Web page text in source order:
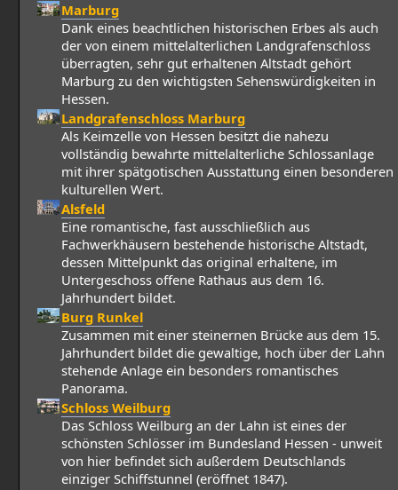
Marburg
Dank eines beachtlichen historischen Erbes als auch
der von einem mittelalterlichen Landgrafenschloss
überragten, sehr gut erhaltenen Altstadt gehört
Marburg zu den wichtigsten Sehenswürdigkeiten in
Hessen.
Landgrafenschloss Marburg
Als Keimzelle von Hessen besitzt die nahezu
vollständig bewahrte mittelalterliche Schlossanlage
mit ihrer spätgotischen Ausstattung einen besonderen
kulturellen Wert.
Alsfeld
Eine romantische, fast ausschließlich aus
Fachwerkhäusern bestehende historische Altstadt,
dessen Mittelpunkt das original erhaltene, im
Untergeschoss offene Rathaus aus dem 16.
Jahrhundert bildet.
Burg Runkel
Zusammen mit einer steinernen Brücke aus dem 15.
Jahrhundert bildet die gewaltige, hoch über der Lahn
stehende Anlage ein besonders romantisches
Panorama.
Schloss Weilburg
Das Schloss Weilburg an der Lahn ist eines der
schönsten Schlösser im Bundesland Hessen - unweit
von hier befindet sich außerdem Deutschlands
einziger Schiffstunnel (eröffnet 1847).